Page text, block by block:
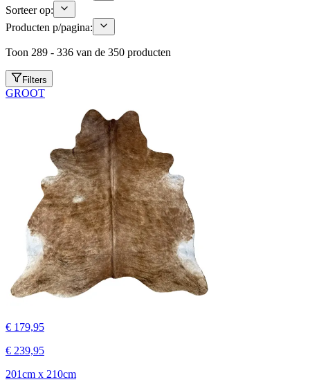
Sorteer op:
Producten p/pagina:
Toon 289 - 336 van de 350 producten
Filters
GROOT
€ 179,95
€ 239,95
201cm x 210cm